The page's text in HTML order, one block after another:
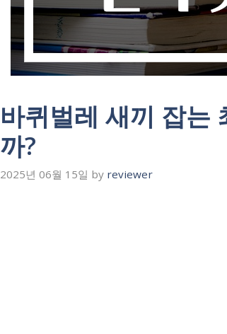
바퀴벌레 새끼 잡는
까?
2025년 06월 15일 by reviewer